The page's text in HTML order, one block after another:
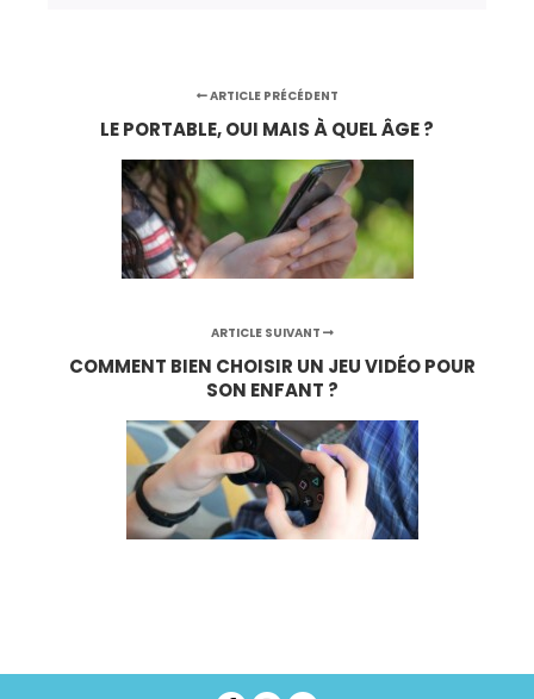
ARTICLE PRÉCÉDENT
LE PORTABLE, OUI MAIS À QUEL ÂGE ?
ARTICLE SUIVANT
COMMENT BIEN CHOISIR UN JEU VIDÉO POUR
SON ENFANT ?